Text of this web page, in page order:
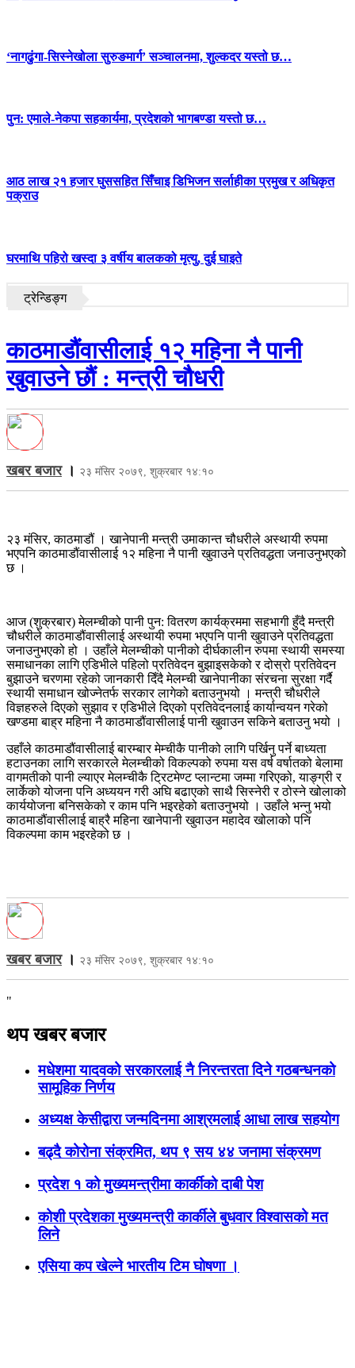
‘नागढुंगा-सिस्नेखोला सुरुङमार्ग’ सञ्चालनमा, शुल्कदर यस्तो छ…
पुन: एमाले-नेकपा सहकार्यमा, प्रदेशको भागबण्डा यस्तो छ…
आठ लाख २१ हजार घुससहित सिँचाइ डिभिजन सर्लाहीका प्रमुख र अधिकृत
पक्राउ
घरमाथि पहिरो खस्दा ३ वर्षीय बालकको मृत्यु, दुई घाइते
ट्रेन्डिङ्ग
काठमाडौंवासीलाई १२ महिना नै पानी
खुवाउने छौं : मन्त्री चौधरी
खबर बजार। २३ मंसिर २०७९, शुक्रबार १४:१०
२३ मंसिर, काठमाडौं । खानेपानी मन्त्री उमाकान्त चौधरीले अस्थायी रुपमा
भएपनि काठमाडौंवासीलाई १२ महिना नै पानी खुवाउने प्रतिवद्धता जनाउनुभएको
छ ।
आज (शुक्रबार) मेलम्चीको पानी पुन: वितरण कार्यक्रममा सहभागी हुँदै मन्त्री
चौधरीले काठमाडौंवासीलाई अस्थायी रुपमा भएपनि पानी खुवाउने प्रतिवद्धता
जनाउनुभएको हो । उहाँले मेलम्चीको पानीको दीर्घकालीन रुपमा स्थायी समस्या
समाधानका लागि एडिभीले पहिलो प्रतिवेदन बुझाइसकेको र दोस्रो प्रतिवेदन
बुझाउने चरणमा रहेको जानकारी दिँदै मेलम्ची खानेपानीका संरचना सुरक्षा गर्दै
स्थायी समाधान खोज्नेतर्फ सरकार लागेको बताउनुभयो । मन्त्री चौधरीले
विज्ञहरुले दिएको सुझाव र एडिभीले दिएको प्रतिवेदनलाई कार्यान्वयन गरेको
खण्डमा बाह्र महिना नै काठमाडौंवासीलाई पानी खुवाउन सकिने बताउनु भयो ।
उहाँले काठमाडौंवासीलाई बारम्बार मेम्चीकै पानीको लागि पर्खिनु पर्ने बाध्यता
हटाउनका लागि सरकारले मेलम्चीको विकल्पको रुपमा यस वर्ष वर्षातको बेलामा
वागमतीको पानी ल्याएर मेलम्चीकै ट्रिटमेण्ट प्लान्टमा जम्मा गरिएको, याङ्ग्री र
लार्केको योजना पनि अध्ययन गरी अघि बढाएको साथै सिस्नेरी र ठोस्ने खोलाको
कार्ययोजना बनिसकेको र काम पनि भइरहेको बताउनुभयो । उहाँले भन्नु भयो
काठमाडौंवासीलाई बाह्रै महिना खानेपानी खुवाउन महादेव खोलाको पनि
विकल्पमा काम भइरहेको छ ।
खबर बजार। २३ मंसिर २०७९, शुक्रबार १४:१०
"
थप खबर बजार
मधेशमा यादवको सरकारलाई नै निरन्तरता दिने गठबन्धनको
सामूहिक निर्णय
अध्यक्ष केसीद्वारा जन्मदिनमा आश्रमलाई आधा लाख सहयोग
बढ्दै कोरोना संक्रमित, थप ९ सय ४४ जनामा संक्रमण
प्रदेश १ को मुख्यमन्त्रीमा कार्कीको दाबी पेश
कोशी प्रदेशका मुख्यमन्त्री कार्कीले बुधवार विश्वासको मत
लिने
एसिया कप खेल्ने भारतीय टिम घोषणा ।